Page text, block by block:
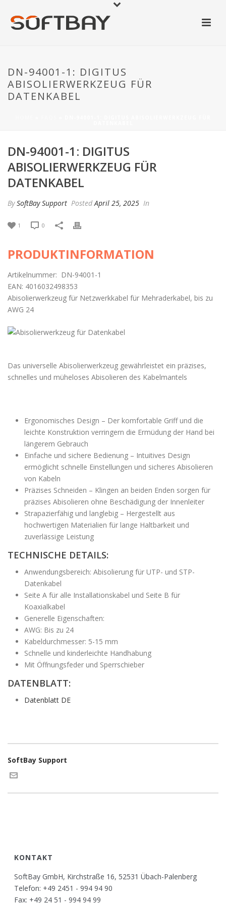
DN-94001-1: DIGITUS
ABISOLIERWERKZEUG FÜR
DATENKABEL
DN-94001-1: DIGITUS
ABISOLIERWERKZEUG FÜR
DATENKABEL
BySoftBay Support PostedApril 25, 2025 In
1 0
PRODUKTINFORMATION
Artikelnummer: DN-94001-1
EAN: 4016032498353
Abisolierwerkzeug für Netzwerkkabel für Mehraderkabel, bis zu
AWG 24
Das universelle Abisolierwerkzeug gewährleistet ein präzises,
schnelles und müheloses Abisolieren des Kabelmantels
Ergonomisches Design – Der komfortable Griff und die
leichte Konstruktion verringern die Ermüdung der Hand bei
längerem Gebrauch
Einfache und sichere Bedienung – Intuitives Design
ermöglicht schnelle Einstellungen und sicheres Abisolieren
von Kabeln
Präzises Schneiden – Klingen an beiden Enden sorgen für
präzises Abisolieren ohne Beschädigung der Innenleiter
Strapazierfähig und langlebig – Hergestellt aus
hochwertigen Materialien für lange Haltbarkeit und
zuverlässige Leistung
TECHNISCHE DETAILS:
Anwendungsbereich: Abisolierung für UTP- und STP-
Datenkabel
Seite A für alle Installationskabel und Seite B für
Koaxialkabel
Generelle Eigenschaften:
AWG: Bis zu 24
Kabeldurchmesser: 5-15 mm
Schnelle und kinderleichte Handhabung
Mit Öffnungsfeder und Sperrschieber
DATENBLATT:
Datenblatt DE
SoftBay Support
KONTAKT
SoftBay GmbH, Kirchstraße 16, 52531 Übach-Palenberg
Telefon: +49 2451 - 994 94 90
Fax: +49 24 51 - 994 94 99